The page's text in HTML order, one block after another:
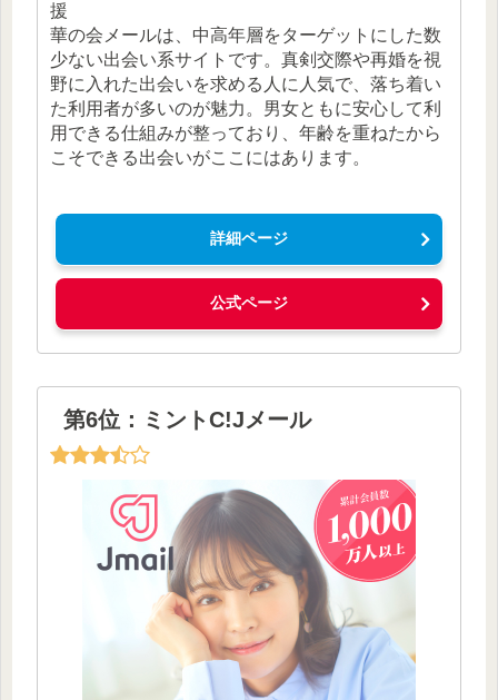
援
華の会メールは、中高年層をターゲットにした数
少ない出会い系サイトです。真剣交際や再婚を視
野に入れた出会いを求める人に人気で、落ち着い
た利用者が多いのが魅力。男女ともに安心して利
用できる仕組みが整っており、年齢を重ねたから
こそできる出会いがここにはあります。
詳細ページ
公式ページ
第6位：ミントC!Jメール